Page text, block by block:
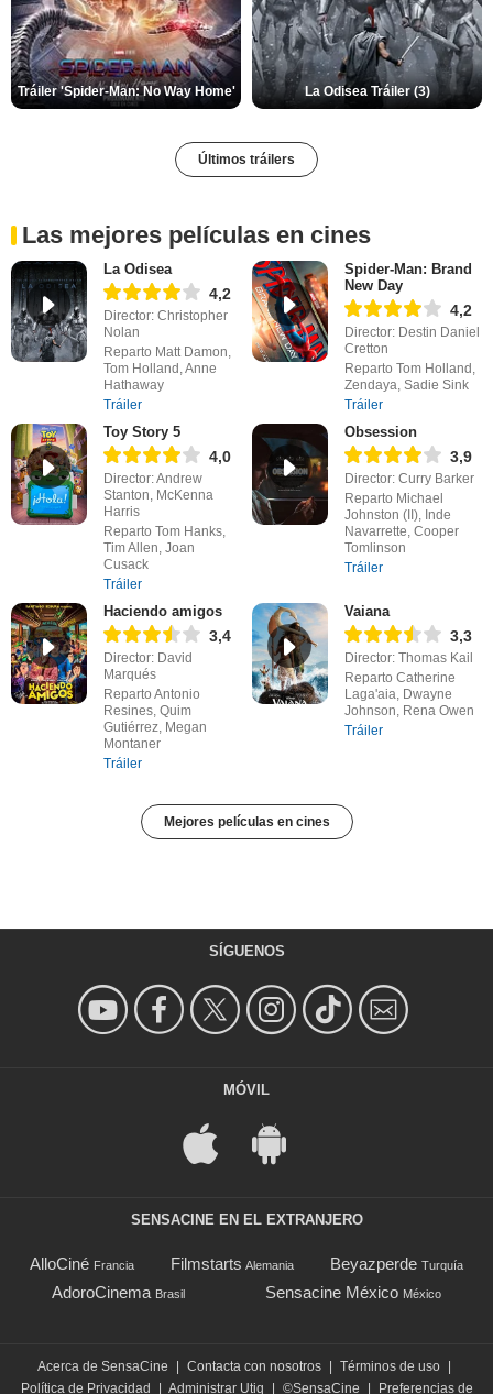
Tráiler 'Spider-Man: No Way Home' La Odisea Tráiler (3)
Últimos tráilers
Las mejores películas en cines
La Odisea
4,2
Director: Christopher
Nolan
Reparto Matt Damon,
Tom Holland, Anne
Hathaway
Tráiler
Spider-Man: Brand
New Day
4,2
Director: Destin Daniel
Cretton
Reparto Tom Holland,
Zendaya, Sadie Sink
Tráiler
Toy Story 5
4,0
Director: Andrew
Stanton, McKenna
Harris
Reparto Tom Hanks,
Tim Allen, Joan
Cusack
Tráiler
Obsession
3,9
Director: Curry Barker
Reparto Michael
Johnston (II), Inde
Navarrette, Cooper
Tomlinson
Tráiler
Haciendo amigos
3,4
Director: David
Marqués
Reparto Antonio
Resines, Quim
Gutiérrez, Megan
Montaner
Tráiler
Vaiana
3,3
Director: Thomas Kail
Reparto Catherine
Laga'aia, Dwayne
Johnson, Rena Owen
Tráiler
Mejores películas en cines
SÍGUENOS
MÓVIL
SENSACINE EN EL EXTRANJERO
AlloCiné Francia Filmstarts Alemania Beyazperde Turquía
AdoroCinema Brasil Sensacine México México
Acerca de SensaCine Contacta con nosotros Términos de uso
Política de Privacidad
Administrar Utiq ©SensaCine Preferencias de